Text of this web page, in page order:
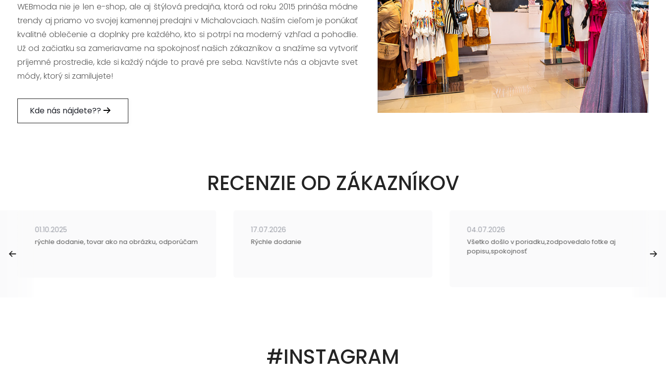
WEBmoda nie je len e-shop, ale aj štýlová predajňa, ktorá od roku 2015 prináša módne
trendy aj priamo vo svojej kamennej predajni v Michalovciach. Naším cieľom je ponúkať
kvalitné oblečenie a doplnky pre každého, kto si potrpí na moderný vzhľad a pohodlie.
Už od začiatku sa zameriavame na spokojnosť našich zákazníkov a snažíme sa vytvoriť
príjemné prostredie, kde si každý nájde to pravé pre seba. Navštívte nás a objavte svet
módy, ktorý si zamilujete!
Kde nás nájdete??
RECENZIE OD ZÁKAZNÍKOV
01.10.2025
rýchle dodanie, tovar ako na obrázku, odporúčam
17.07.2026
Rýchle dodanie
04.07.2026
Všetko došlo v poriadku,zodpovedalo fotke aj
popisu,spokojnosť
#INSTAGRAM